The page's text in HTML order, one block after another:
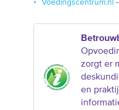
Voedingscentrum.nl
zorgt er
en